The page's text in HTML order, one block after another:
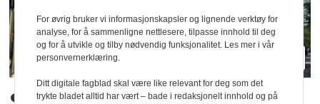
For øvrig bruker vi informasjonskapsler og lignende verktøy for
analyse, for å sammenligne nettlesere, tilpasse innhold til deg
og for å utvikle og tilby nødvendig funksjonalitet. Les mer i vår
personvernerklæring.
Ditt digitale fagblad skal være like relevant for deg som det
trykte bladet alltid har vært – bade i redaksjonelt innhold og på